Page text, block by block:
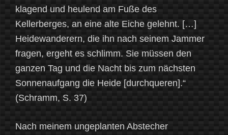
klagend und heulend am Fuße des
Kellerberges, an eine alte Eiche gelehnt. […]
Heidewanderern, die ihn nach seinem Jammer
fragen, ergeht es schlimm. Sie müssen den
ganzen Tag und die Nacht bis zum nächsten
Sonnenaufgang die Heide [durchqueren].“
(Schramm, S. 37)
Nach meinem ungeplanten Abstecher